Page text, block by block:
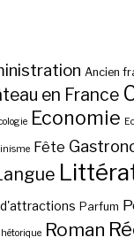
Ancien
en France
Economie
Fête
Parfum
Roman